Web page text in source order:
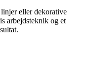
eller dekorative
arbejdsteknik og et